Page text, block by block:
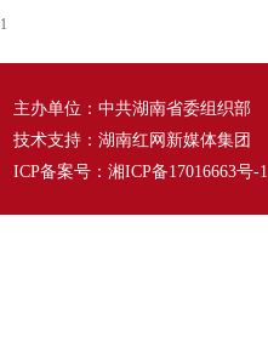
1
主办单位：中共湖南省委组织部
技术支持：湖南红网新媒体集团
ICP备案号： 湘ICP备17016663号-1